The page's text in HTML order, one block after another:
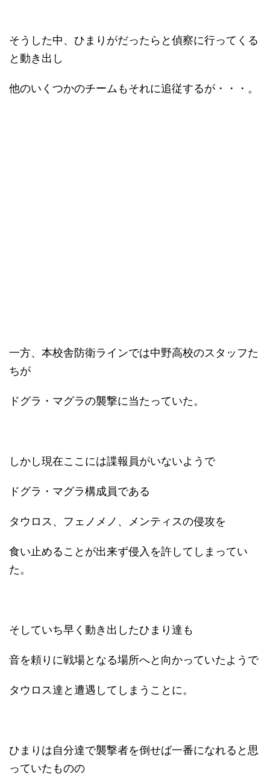
そうした中、ひまりがだったらと偵察に行ってくる
と動き出し
他のいくつかのチームもそれに追従するが・・・。
一方、本校舎防衛ラインでは中野高校のスタッフた
ちが
ドグラ・マグラの襲撃に当たっていた。
しかし現在ここには諜報員がいないようで
ドグラ・マグラ構成員である
タウロス、フェノメノ、メンティスの侵攻を
食い止めることが出来ず侵入を許してしまってい
た。
そしていち早く動き出したひまり達も
音を頼りに戦場となる場所へと向かっていたようで
タウロス達と遭遇してしまうことに。
ひまりは自分達で襲撃者を倒せば一番になれると思
っていたものの